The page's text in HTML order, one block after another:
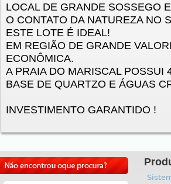
LOCAL DE GRANDE SOSSEGO
O CONTATO DA NATUREZA NO
ESTE LOTE É IDEAL!
EM REGIÃO DE GRANDE
ECONÔMICA.
A PRAIA DO MARISCAL POSSUI
BASE DE QUARTZO E ÁGUAS
INVESTIMENTO GARANTIDO !